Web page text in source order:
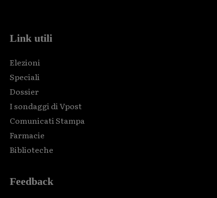
Link utili
Elezioni
Speciali
Dossier
I sondaggi di Vpost
Comunicati Stampa
Farmacie
Biblioteche
Feedback